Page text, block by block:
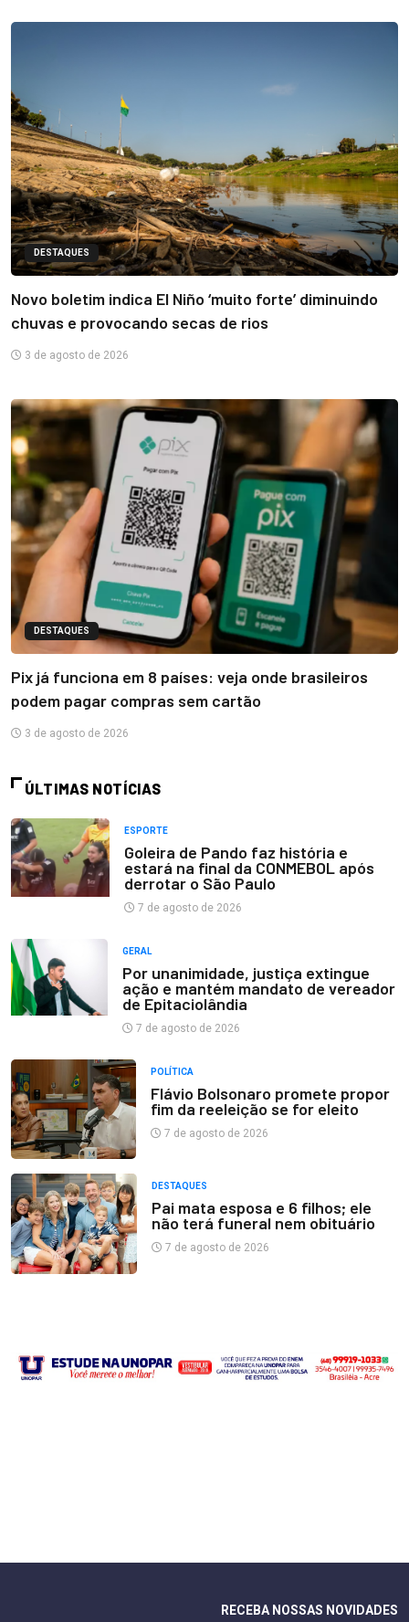
DESTAQUES
Novo boletim indica El Niño ‘muito forte’ diminuindo
chuvas e provocando secas de rios
3 de agosto de 2026
DESTAQUES
Pix já funciona em 8 países: veja onde brasileiros
podem pagar compras sem cartão
3 de agosto de 2026
ÚLTIMAS NOTÍCIAS
ESPORTE
Goleira de Pando faz história e
estará na final da CONMEBOL após
derrotar o São Paulo
7 de agosto de 2026
GERAL
Por unanimidade, justiça extingue
ação e mantém mandato de vereador
de Epitaciolândia
7 de agosto de 2026
POLÍTICA
Flávio Bolsonaro promete propor
fim da reeleição se for eleito
7 de agosto de 2026
DESTAQUES
Pai mata esposa e 6 filhos; ele
não terá funeral nem obituário
7 de agosto de 2026
RECEBA NOSSAS NOVIDADES